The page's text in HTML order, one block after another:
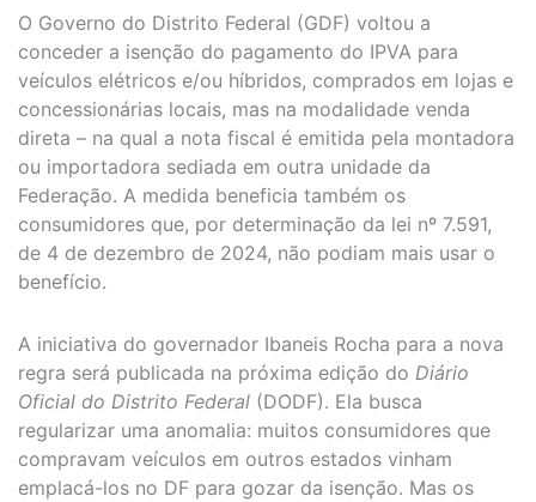
O Governo do Distrito Federal (GDF) voltou a
conceder a isenção do pagamento do IPVA para
veículos elétricos e/ou híbridos, comprados em lojas e
concessionárias locais, mas na modalidade venda
direta – na qual a nota fiscal é emitida pela montadora
ou importadora sediada em outra unidade da
Federação. A medida beneficia também os
consumidores que, por determinação da lei nº 7.591,
de 4 de dezembro de 2024, não podiam mais usar o
benefício.
A iniciativa do governador Ibaneis Rocha para a nova
regra será publicada na próxima edição do Diário
Oficial do Distrito Federal (DODF). Ela busca
regularizar uma anomalia: muitos consumidores que
compravam veículos em outros estados vinham
emplacá-los no DF para gozar da isenção. Mas os